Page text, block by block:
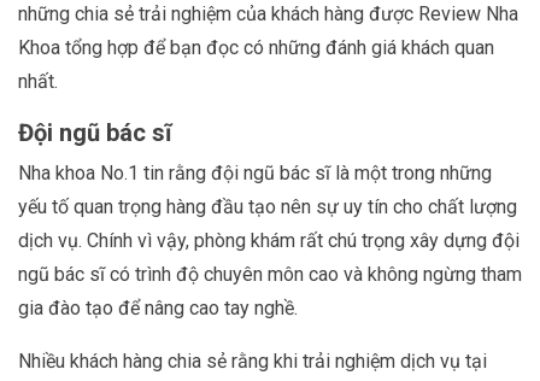
những chia sẻ trải nghiệm của khách hàng được Review Nha
Khoa tổng hợp để bạn đọc có những đánh giá khách quan
nhất.
Đội ngũ bác sĩ
Nha khoa No.1 tin rằng đội ngũ bác sĩ là một trong những
yếu tố quan trọng hàng đầu tạo nên sự uy tín cho chất lượng
dịch vụ. Chính vì vậy, phòng khám rất chú trọng xây dựng đội
ngũ bác sĩ có trình độ chuyên môn cao và không ngừng tham
gia đào tạo để nâng cao tay nghề.
Nhiều khách hàng chia sẻ rằng khi trải nghiệm dịch vụ tại